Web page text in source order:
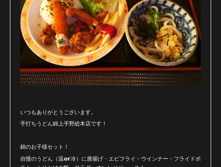
いつもありがとうございます。
手打ちうどん錦上手野総本店です！
錦のお子様セット！
自慢のうどん（温or冷）に唐揚げ・エビフライ・ウインナー・フライドポ